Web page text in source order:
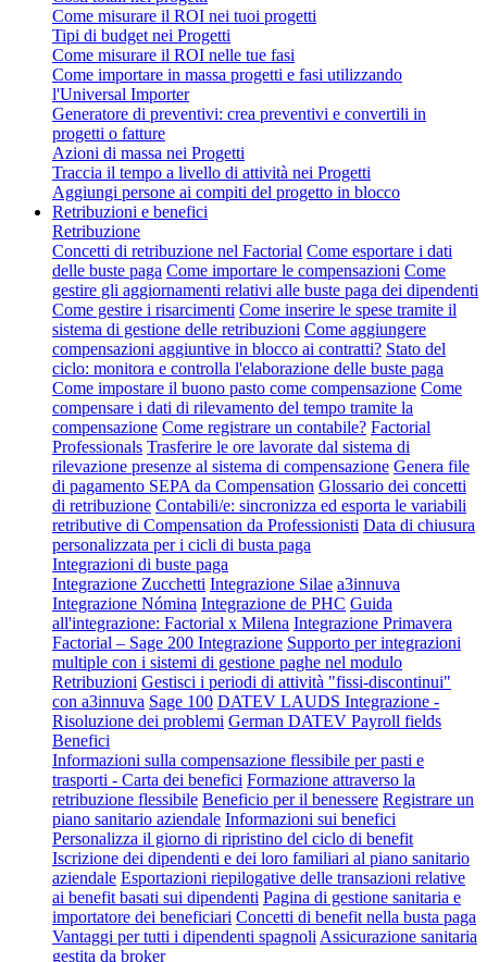
Come misurare il ROI nei tuoi progetti
Tipi di budget nei Progetti
Come misurare il ROI nelle tue fasi
Come importare in massa progetti e fasi utilizzando
l'Universal Importer
Generatore di preventivi: crea preventivi e convertili in
progetti o fatture
Azioni di massa nei Progetti
Traccia il tempo a livello di attività nei Progetti
Aggiungi persone ai compiti del progetto in blocco
Retribuzioni e benefici
Retribuzione
Concetti di retribuzione nel Factorial Come esportare i dati
delle buste paga Come importare le compensazioni Come
gestire gli aggiornamenti relativi alle buste paga dei dipendenti
Come gestire i risarcimenti Come inserire le spese tramite il
sistema di gestione delle retribuzioni Come aggiungere
compensazioni aggiuntive in blocco ai contratti? Stato del
ciclo: monitora e controlla l'elaborazione delle buste paga
Come impostare il buono pasto come compensazione Come
compensare i dati di rilevamento del tempo tramite la
compensazione Come registrare un contabile? Factorial
Professionals Trasferire le ore lavorate dal sistema di
rilevazione presenze al sistema di compensazione Genera file
di pagamento SEPA da Compensation Glossario dei concetti
di retribuzione Contabili/e: sincronizza ed esporta le variabili
retributive di Compensation da Professionisti Data di chiusura
personalizzata per i cicli di busta paga
Integrazioni di buste paga
Integrazione Zucchetti Integrazione Silae a3innuva
Integrazione Nómina Integrazione de PHC Guida
all'integrazione: Factorial x Milena Integrazione Primavera
Factorial – Sage 200 Integrazione Supporto per integrazioni
multiple con i sistemi di gestione paghe nel modulo
Retribuzioni Gestisci i periodi di attività "fissi-discontinui"
con a3innuva Sage 100 DATEV LAUDS Integrazione -
Risoluzione dei problemi German DATEV Payroll fields
Benefici
Informazioni sulla compensazione flessibile per pasti e
trasporti - Carta dei benefici Formazione attraverso la
retribuzione flessibile Beneficio per il benessere Registrare un
piano sanitario aziendale Informazioni sui benefici
Personalizza il giorno di ripristino del ciclo di benefit
Iscrizione dei dipendenti e dei loro familiari al piano sanitario
aziendale Esportazioni riepilogative delle transazioni relative
ai benefit basati sui dipendenti Pagina di gestione sanitaria e
importatore dei beneficiari Concetti di benefit nella busta paga
Vantaggi per tutti i dipendenti spagnoli Assicurazione sanitaria
gestita da broker